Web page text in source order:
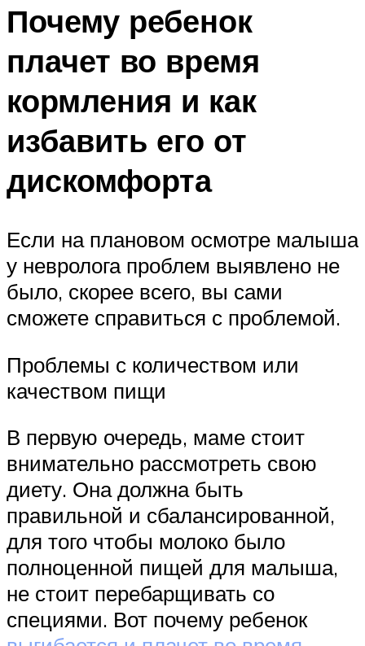
Почему ребенок
плачет во время
кормления и как
избавить его от
дискомфорта
Если на плановом осмотре малыша
у невролога проблем выявлено не
было, скорее всего, вы сами
сможете справиться с проблемой.
Проблемы с количеством или
качеством пищи
В первую очередь, маме стоит
внимательно рассмотреть свою
диету. Она должна быть
правильной и сбалансированной,
для того чтобы молоко было
полноценной пищей для малыша,
не стоит перебарщивать со
специями. Вот почему ребенок